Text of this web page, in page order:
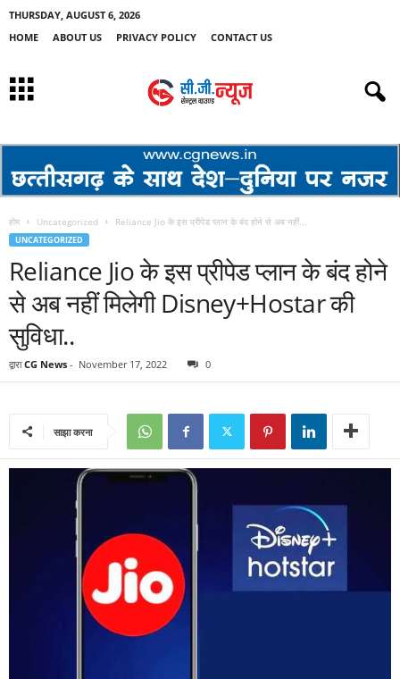
THURSDAY, AUGUST 6, 2026
HOME
ABOUT US PRIVACY POLICY CONTACT US
होम Uncategorized Reliance Jio के इस प्रीपेड प्लान के बंद होने से अब नहीं...
UNCATEGORIZED
Reliance Jio के इस प्रीपेड प्लान के बंद होने
से अब नहीं मिलेगी Disney+Hostar की
सुविधा..
द्वारा CG News - November 17, 2022 0
साझा करना